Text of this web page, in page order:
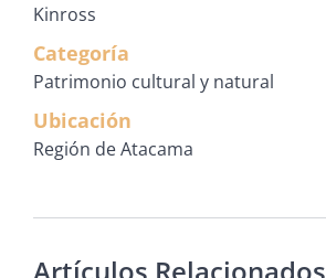
Kinross
Categoría
Patrimonio cultural y natural
Ubicación
Región de Atacama
Artículos Relacionados